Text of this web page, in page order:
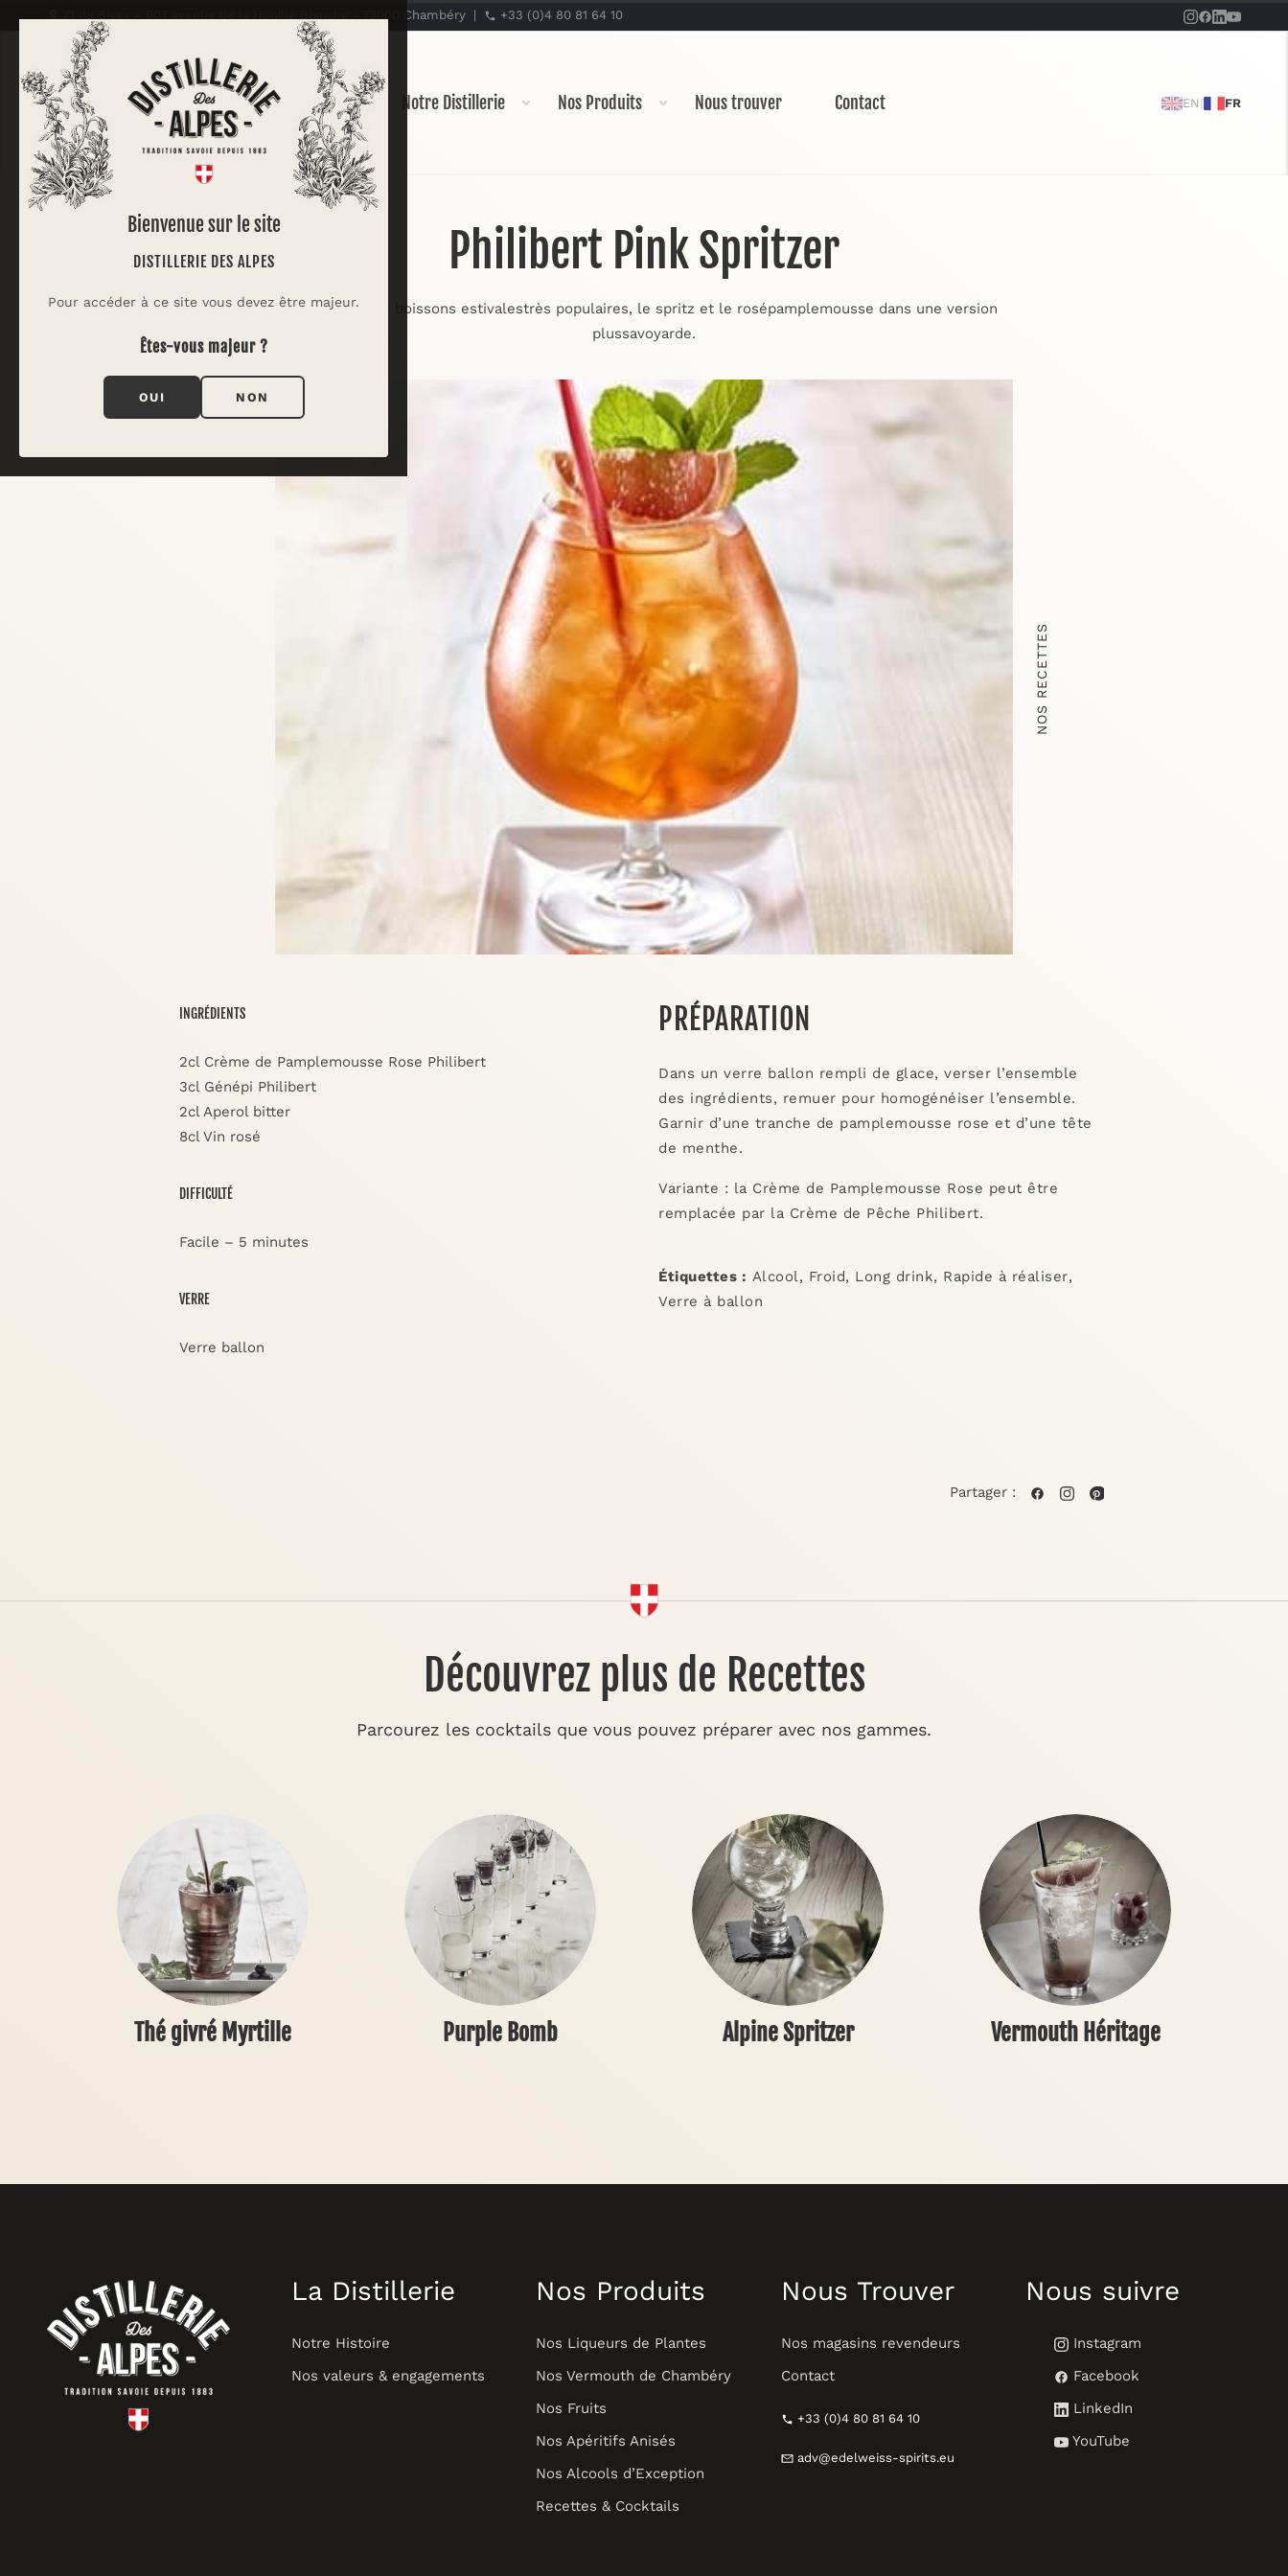
Bienvenue sur le site
DISTILLERIE DES ALPES
Pour accéder à ce site vous devez être majeur.
Êtes-vous majeur ?
OUI NON
ZI de Bissy – 907 avenue de la Houille Blanche - 73000 Chambéry | +33 (0)4 80 81 64 10
Notre Distillerie Nos Produits Nous trouver Contact EN | FR
Philibert Pink Spritzer
L'alliance de 2 boissons estivalestrès populaires, le spritz et le rosépamplemousse dans une version
plussavoyarde.
NOS RECETTES
INGRÉDIENTS
2cl Crème de Pamplemousse Rose Philibert
3cl Génépi Philibert
2cl Aperol bitter
8cl Vin rosé
DIFFICULTÉ
Facile – 5 minutes
VERRE
Verre ballon
PRÉPARATION
Dans un verre ballon rempli de glace, verser l’ensemble
des ingrédients, remuer pour homogénéiser l’ensemble.
Garnir d’une tranche de pamplemousse rose et d’une tête
de menthe.
Variante : la Crème de Pamplemousse Rose peut être
remplacée par la Crème de Pêche Philibert.
Étiquettes : Alcool, Froid, Long drink, Rapide à réaliser,
Verre à ballon
Partager :
Découvrez plus de Recettes
Parcourez les cocktails que vous pouvez préparer avec nos gammes.
Thé givré Myrtille Purple Bomb Alpine Spritzer Vermouth Héritage
La Distillerie
Notre Histoire
Nos valeurs & engagements
Nos Produits
Nos Liqueurs de Plantes
Nos Vermouth de Chambéry
Nos Fruits
Nos Apéritifs Anisés
Nos Alcools d’Exception
Recettes & Cocktails
Nous Trouver
Nos magasins revendeurs
Contact
+33 (0)4 80 81 64 10
adv@edelweiss-spirits.eu
Nous suivre
Instagram
Facebook
LinkedIn
YouTube